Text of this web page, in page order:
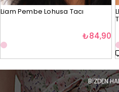
Liam Pembe Lohusa Tacı
₺84,90
BİZDEN